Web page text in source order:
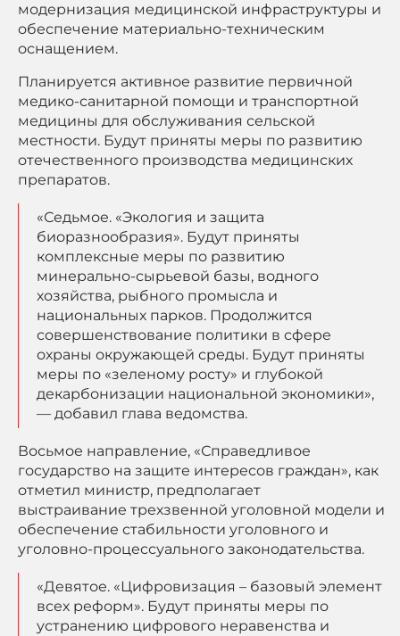
модернизация медицинской инфраструктуры и
обеспечение материально-техническим
оснащением.
Планируется активное развитие первичной
медико-санитарной помощи и транспортной
медицины для обслуживания сельской
местности. Будут приняты меры по развитию
отечественного производства медицинских
препаратов.
«Седьмое. «Экология и защита
биоразнообразия». Будут приняты
комплексные меры по развитию
минерально-сырьевой базы, водного
хозяйства, рыбного промысла и
национальных парков. Продолжится
совершенствование политики в сфере
охраны окружающей среды. Будут приняты
меры по «зеленому росту» и глубокой
декарбонизации национальной экономики»,
— добавил глава ведомства.
Восьмое направление, «Справедливое
государство на защите интересов граждан», как
отметил министр, предполагает
выстраивание трехзвенной уголовной модели и
обеспечение стабильности уголовного и
уголовно-процессуального законодательства.
«Девятое. «Цифровизация – базовый элемент
всех реформ». Будут приняты меры по
устранению цифрового неравенства и